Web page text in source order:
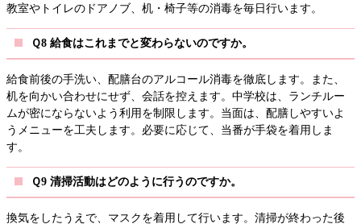
教室やトイレのドアノブ、机・椅子等の消毒を毎日行います。
Ｑ8 給食はこれまでと変わらないのですか。
給食前後の手洗い、配膳台のアルコール消毒を徹底します。また、
机を向かい合わせにせず、会話を控えます。中学校は、ランチルー
ムが密にならないよう利用を制限します。当面は、配膳しやすいよ
うメニューを工夫します。必要に応じて、当番が手袋を着用しま
す。
Ｑ9 清掃活動はどのように行うのですか。
換気をしたうえで、マスクを着用して行います。清掃が終わった後